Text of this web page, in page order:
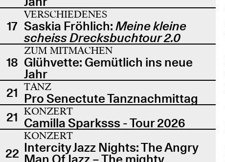
17
VERSCHIEDENES
Saskia Fröhlich: Meine kleine
scheiss Drecksbuchtour 2.0
18
ZUM MITMACHEN
Glühvette: Gemütlich ins neue
Jahr
21 TANZ
Pro Senectute Tanznachmittag
21 KONZERT
Camilla Sparksss - Tour 2026
22
KONZERT
Intercity Jazz Nights: The Angry
Man Of Jazz – The mighty